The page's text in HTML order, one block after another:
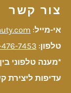
צור קשר
אי-מייל:
טלפון:
7453
*מענה טלפוני בין
עדיפות ליצירת